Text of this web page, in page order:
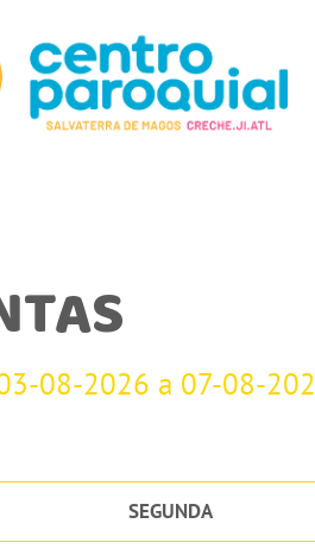
08-2026 a 07-08-
SEGUNDA